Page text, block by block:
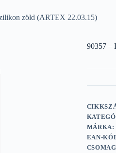
zöld (ARTEX 22.03.15)
90357 –
MÁRKA:
EAN-